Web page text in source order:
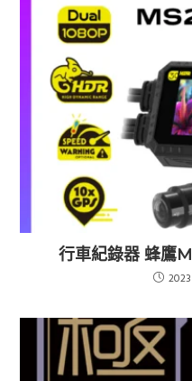
行車紀錄器 蜂鷹